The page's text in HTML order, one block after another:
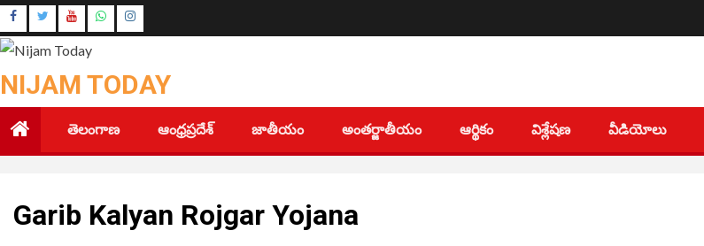
Skip
to
content
Youtube
Instagram
NIJAM TODAY
తెలంగాణ ఆంధ్రప్రదేశ్ జాతీయం అంతర్జాతీయం ఆర్థికం విశ్లేషణ వీడియోలు
Garib Kalyan Rojgar Yojana